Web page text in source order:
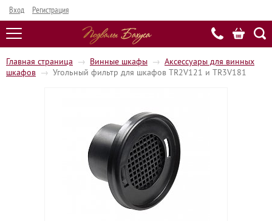
Вход Регистрация
Главная страница → Винные шкафы → Аксессуары для винных
шкафов → Угольный фильтр для шкафов TR2V121 и TR3V181